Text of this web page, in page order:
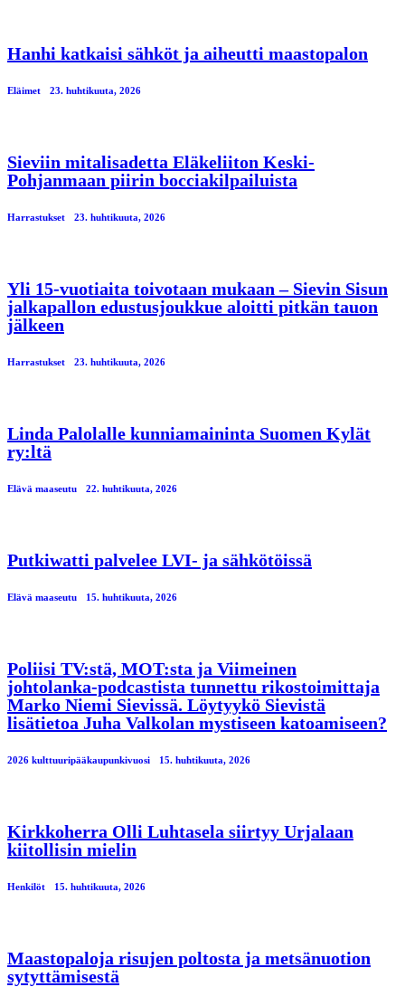
Hanhi katkaisi sähköt ja aiheutti maastopalon
Eläimet 23. huhtikuuta, 2026
Sieviin mitalisadetta Eläkeliiton Keski-
Pohjanmaan piirin bocciakilpailuista
Harrastukset 23. huhtikuuta, 2026
Yli 15-vuotiaita toivotaan mukaan – Sievin Sisun
jalkapallon edustusjoukkue aloitti pitkän tauon
jälkeen
Harrastukset 23. huhtikuuta, 2026
Linda Palolalle kunniamaininta Suomen Kylät
ry:ltä
Elävä maaseutu 22. huhtikuuta, 2026
Putkiwatti palvelee LVI- ja sähkötöissä
Elävä maaseutu 15. huhtikuuta, 2026
Poliisi TV:stä, MOT:sta ja Viimeinen
johtolanka-podcastista tunnettu rikostoimittaja
Marko Niemi Sievissä. Löytyykö Sievistä
lisätietoa Juha Valkolan mystiseen katoamiseen?
2026 kulttuuripääkaupunkivuosi 15. huhtikuuta, 2026
Kirkkoherra Olli Luhtasela siirtyy Urjalaan
kiitollisin mielin
Henkilöt 15. huhtikuuta, 2026
Maastopaloja risujen poltosta ja metsänuotion
sytyttämisestä